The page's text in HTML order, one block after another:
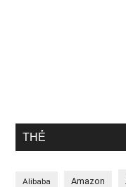
THẺ
Alibaba Amazon